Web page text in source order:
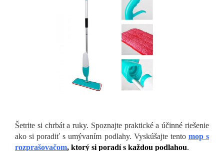
Šetrite si chrbát a ruky. Spoznajte praktické a účinné riešenie
ako si poradiť s umývaním podlahy. Vyskúšajte tento mop s
rozprašovačom, ktorý si poradí s každou podlahou.